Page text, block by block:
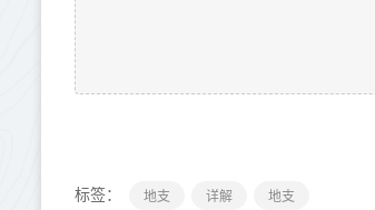
标签： 地支 详解 地支